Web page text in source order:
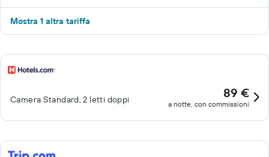
Mostra 1 altra tariffa
Camera Standard, 2 letti doppi 89 €
a notte, con commissioni